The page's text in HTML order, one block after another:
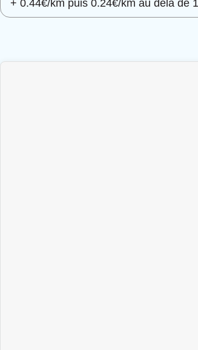
+ 0.44€/km puis 0.24€/km au delà de